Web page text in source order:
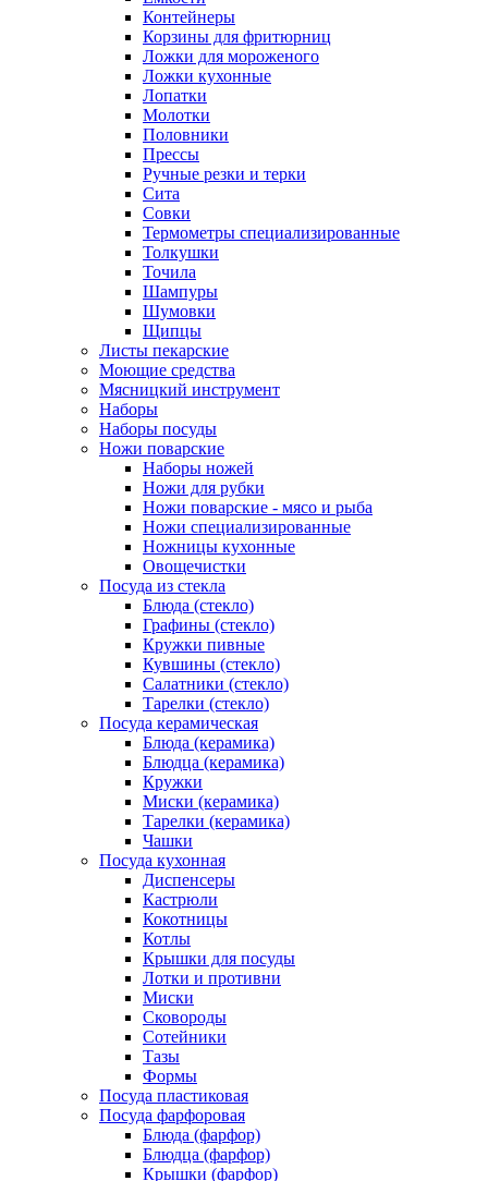
Контейнеры
Корзины для фритюрниц
Ложки для мороженого
Ложки кухонные
Лопатки
Молотки
Половники
Прессы
Ручные резки и терки
Сита
Совки
Термометры специализированные
Толкушки
Точила
Шампуры
Шумовки
Щипцы
Листы пекарские
Моющие средства
Мясницкий инструмент
Наборы
Наборы посуды
Ножи поварские
Наборы ножей
Ножи для рубки
Ножи поварские - мясо и рыба
Ножи специализированные
Ножницы кухонные
Овощечистки
Посуда из стекла
Блюда (стекло)
Графины (стекло)
Кружки пивные
Кувшины (стекло)
Салатники (стекло)
Тарелки (стекло)
Посуда керамическая
Блюда (керамика)
Блюдца (керамика)
Кружки
Миски (керамика)
Тарелки (керамика)
Чашки
Посуда кухонная
Диспенсеры
Кастрюли
Кокотницы
Котлы
Крышки для посуды
Лотки и противни
Миски
Сковороды
Сотейники
Тазы
Формы
Посуда пластиковая
Посуда фарфоровая
Блюда (фарфор)
Блюдца (фарфор)
Крышки (фарфор)